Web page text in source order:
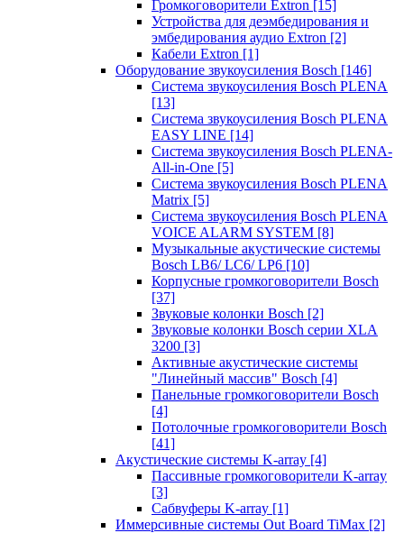
Громкоговорители Extron [15]
Устройства для деэмбедирования и
эмбедирования аудио Extron [2]
Кабели Extron [1]
Оборудование звукоусиления Bosch [146]
Система звукоусиления Bosch PLENA
[13]
Система звукоусиления Bosch PLENA
EASY LINE [14]
Система звукоусиления Bosch PLENA-
All-in-One [5]
Система звукоусиления Bosch PLENA
Matrix [5]
Система звукоусиления Bosch PLENA
VOICE ALARM SYSTEM [8]
Музыкальные акустические системы
Bosch LB6/ LC6/ LP6 [10]
Корпусные громкоговорители Bosch
[37]
Звуковые колонки Bosch [2]
Звуковые колонки Bosch серии XLA
3200 [3]
Активные акустические системы
"Линейный массив" Bosch [4]
Панельные громкоговорители Bosch
[4]
Потолочные громкоговорители Bosch
[41]
Акустические системы K-array [4]
Пассивные громкоговорители K-array
[3]
Сабвуферы K-array [1]
Иммерсивные системы Out Board TiMax [2]